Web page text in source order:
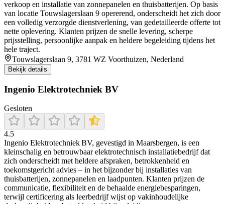
verkoop en installatie van zonnepanelen en thuisbatterijen. Op basis
van locatie Touwslagerslaan 9 opererend, onderscheidt het zich door
een volledig verzorgde dienstverlening, van gedetailleerde offerte tot
nette oplevering. Klanten prijzen de snelle levering, scherpe
prijsstelling, persoonlijke aanpak en heldere begeleiding tijdens het
hele traject.
Touwslagerslaan 9, 3781 WZ Voorthuizen, Nederland
Bekijk details
Ingenio Elektrotechniek BV
Gesloten
4.5
Ingenio Elektrotechniek BV, gevestigd in Maarsbergen, is een
kleinschalig en betrouwbaar elektrotechnisch installatiebedrijf dat
zich onderscheidt met heldere afspraken, betrokkenheid en
toekomstgericht advies – in het bijzonder bij installaties van
thuisbatterijen, zonnepanelen en laadpunten. Klanten prijzen de
communicatie, flexibiliteit en de behaalde energiebesparingen,
terwijl certificering als leerbedrijf wijst op vakinhoudelijke